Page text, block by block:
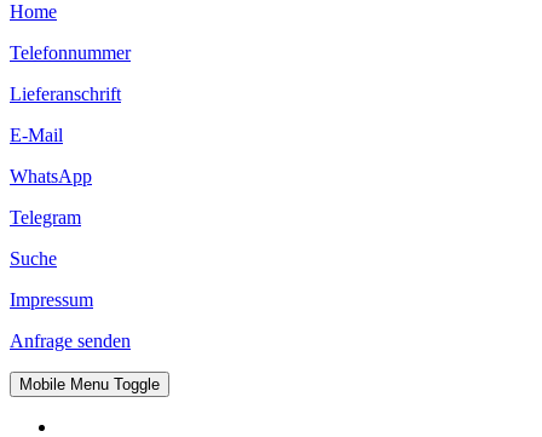
Home
Telefonnummer
Lieferanschrift
E-Mail
WhatsApp
Telegram
Suche
Impressum
Anfrage senden
Mobile Menu Toggle